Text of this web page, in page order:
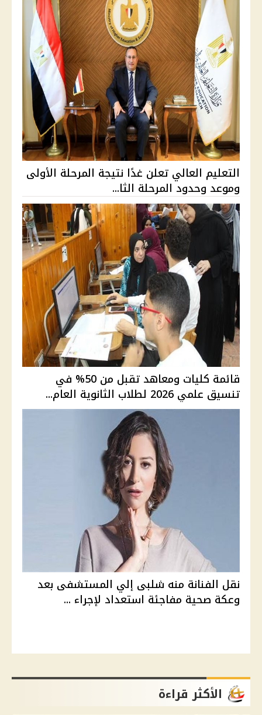
التعليم العالي تعلن غدًا نتيجة المرحلة الأولى
وموعد وحدود المرحلة الثا...
قائمة كليات ومعاهد تقبل من 50% في
تنسيق علمي 2026 لطلاب الثانوية العام...
نقل الفنانة منه شلبى إلي المستشفى بعد
وعكة صحية مفاجئة استعداد لإجراء ...
الأكثر قراءة